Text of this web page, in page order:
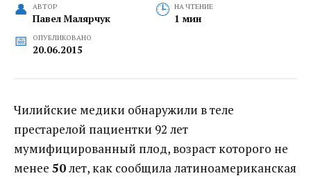
АВТОР
Павел Малярчук
НА ЧТЕНИЕ
1 мин
ОПУБЛИКОВАНО
20.06.2015
Чилийские медики обнаружили в теле
престарелой пациентки 92 лет
мумифицированный плод, возраст которого не
менее 50лет, как сообщила латиноамериканская